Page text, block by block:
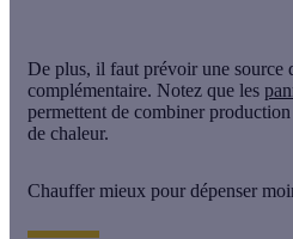
De plus, il faut prévoir une source
complémentaire. Notez que les
permettent de combiner
de chaleur.
Chauffer mieux pour dépenser